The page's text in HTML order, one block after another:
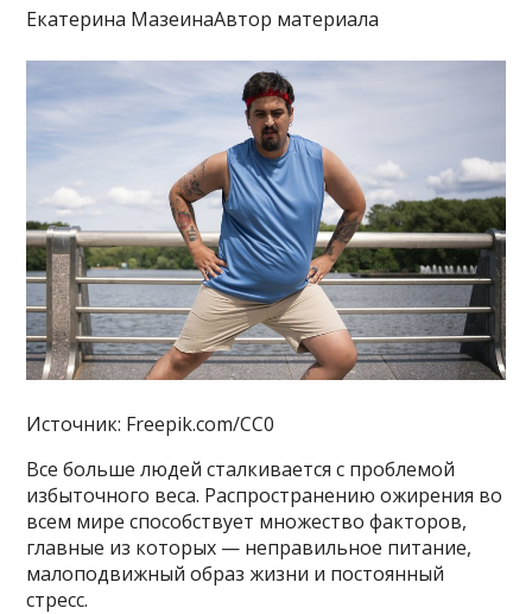
Екатерина МазеинаАвтор материала
Источник: Freepik.com/CC0
Все больше людей сталкивается с проблемой
избыточного веса. Распространению ожирения во
всем мире способствует множество факторов,
главные из которых — неправильное питание,
малоподвижный образ жизни и постоянный
стресс.